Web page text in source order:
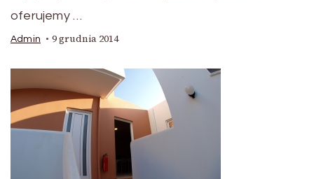
oferujemy …
Admin 9 grudnia 2014